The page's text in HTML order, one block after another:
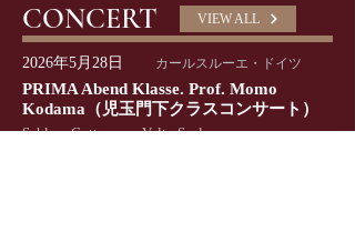
CONCERT VIEW ALL
2026年5月28日 カールスルーエ・ドイツ
PRIMA Abend Klasse. Prof. Momo
Kodama（児玉門下クラスコンサート）
Schloss Gottesaue · Velte-Saal